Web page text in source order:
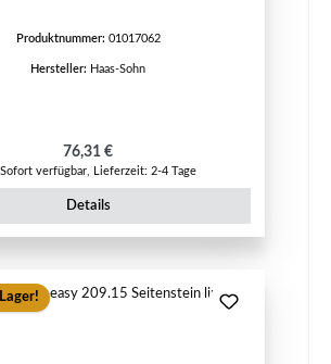
Produktnummer: 01017062
Hersteller: Haas-Sohn
Regulärer Preis:
76,31 €
Sofort verfügbar, Lieferzeit: 2-4 Tage
Details